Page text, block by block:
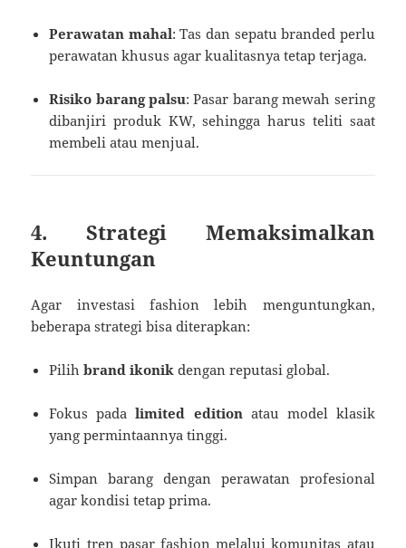
Perawatan mahal: Tas dan sepatu branded perlu
perawatan khusus agar kualitasnya tetap terjaga.
Risiko barang palsu: Pasar barang mewah sering
dibanjiri produk KW, sehingga harus teliti saat
membeli atau menjual.
4. Strategi Memaksimalkan
Keuntungan
Agar investasi fashion lebih menguntungkan,
beberapa strategi bisa diterapkan:
Pilihbrand ikonik dengan reputasi global.
Fokus padalimited edition atau model klasik
yang permintaannya tinggi.
Simpan barang dengan perawatan profesional
agar kondisi tetap prima.
Ikuti tren pasar fashion melalui komunitas atau